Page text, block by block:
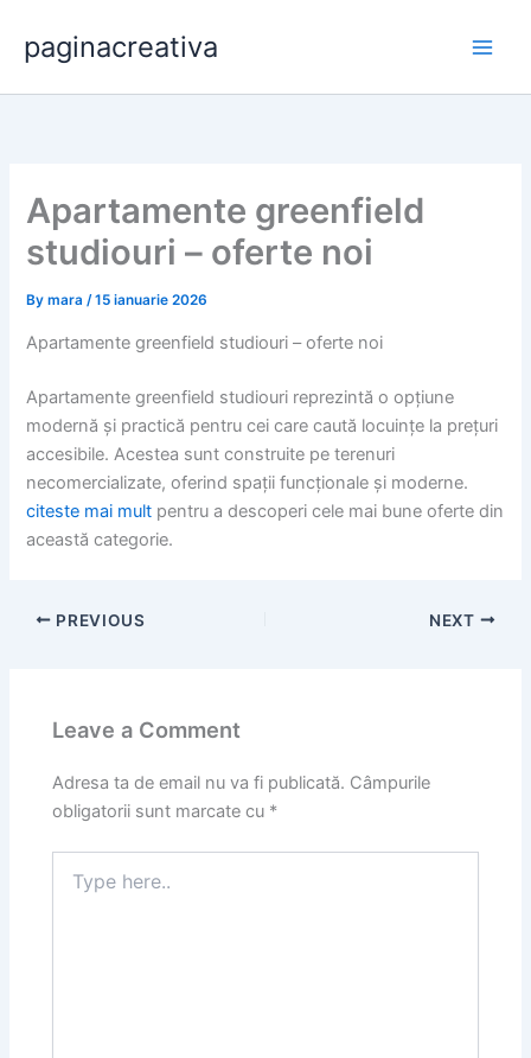
content
paginacreativa
Apartamente greenfield
studiouri – oferte noi
Bymara/15 ianuarie 2026
Apartamente greenfield studiouri – oferte noi
Apartamente greenfield studiouri reprezintă o opțiune
modernă și practică pentru cei care caută locuințe la prețuri
accesibile. Acestea sunt construite pe terenuri
necomercializate, oferind spații funcționale și moderne.
citeste mai mult pentru a descoperi cele mai bune oferte din
această categorie.
PREVIOUS NEXT
Leave a Comment
Adresa ta de email nu va fi publicată. Câmpurile
obligatorii sunt marcate cu *
here..